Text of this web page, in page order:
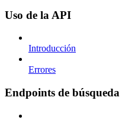
Uso de la API
Introducción
Errores
Endpoints de búsqueda